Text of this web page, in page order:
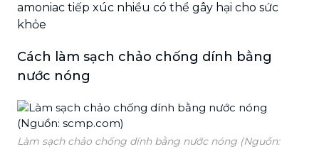
amoniac tiếp xúc nhiều có thể gây hại cho sức
khỏe
Cách làm sạch chảo chống dính bằng
nước nóng
Làm sạch chảo chống dính bằng nước nóng (Nguồn: